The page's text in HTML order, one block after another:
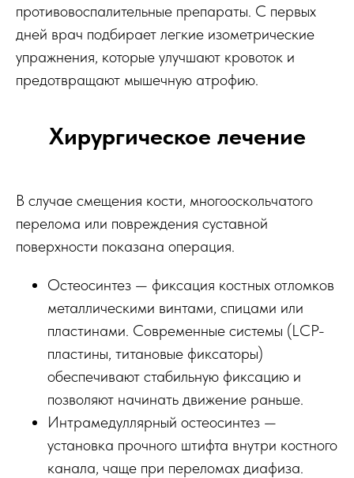
противовоспалительные препараты. С первых
дней врач подбирает легкие изометрические
упражнения, которые улучшают кровоток и
предотвращают мышечную атрофию.
Хирургическое лечение
В случае смещения кости, многооскольчатого
перелома или повреждения суставной
поверхности показана операция.
Остеосинтез — фиксация костных отломков
металлическими винтами, спицами или
пластинами. Современные системы (LCP-
пластины, титановые фиксаторы)
обеспечивают стабильную фиксацию и
позволяют начинать движение раньше.
Интрамедуллярный остеосинтез —
установка прочного штифта внутри костного
канала, чаще при переломах диафиза.